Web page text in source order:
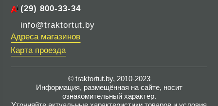
(29) 800-33-34
info@traktortut.by
Адреса магазинов
Карта проезда
© traktortut.by, 2010-2023
Информация, размещённая на сайте, носит
ознакомительный характер.